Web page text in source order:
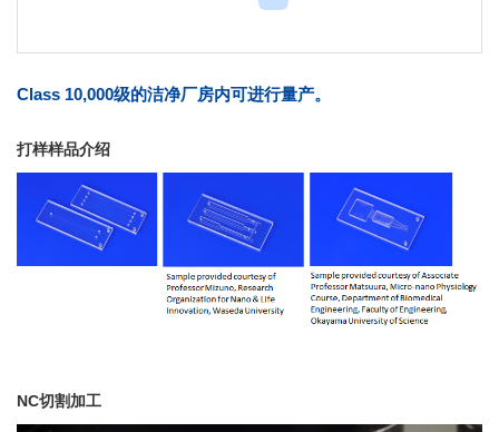
Class 10,000级的洁净厂房内可进行量产。
打样样品介绍
NC切割加工